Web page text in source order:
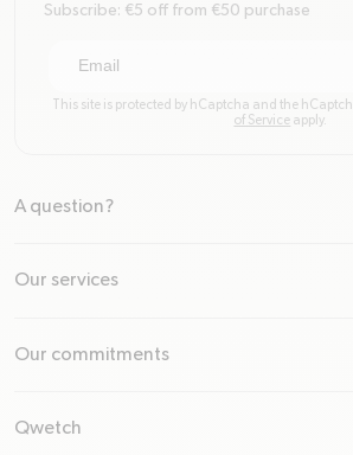
Subscribe: €5 off from €50 purchase
This site is protected by hCaptcha and the
of Service apply.
A question?
arrow-down
Our services
arrow-down
Our commitments
arrow-down
Qwetch
arrow-down